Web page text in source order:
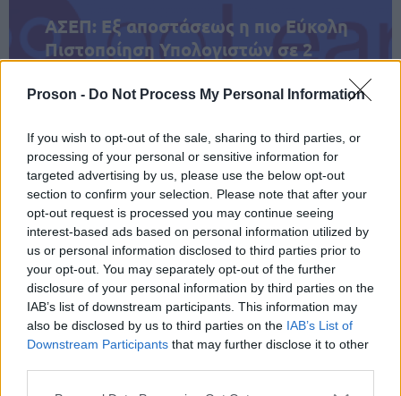
Proson - Do Not Process My Personal Information
If you wish to opt-out of the sale, sharing to third parties, or
processing of your personal or sensitive information for
targeted advertising by us, please use the below opt-out
section to confirm your selection. Please note that after your
opt-out request is processed you may continue seeing
interest-based ads based on personal information utilized by
us or personal information disclosed to third parties prior to
your opt-out. You may separately opt-out of the further
disclosure of your personal information by third parties on the
IAB’s list of downstream participants. This information may
also be disclosed by us to third parties on the IAB’s List of
Downstream Participants that may further disclose it to other
ΑΣΕΠ: Εξ αποστάσεως η πιο Εύκολη
Πιστοποίηση Υπολογιστών σε 2
Μάθε πρώτος όλες τις σημαντικές
ειδήσεις.
Βάλε το proson.gr στα αποτελέσματα
αναζήτησης της Google
Δημοφιλείς Ειδήσεις